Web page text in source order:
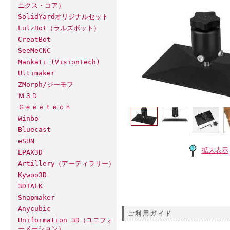
ニクス・コア）
SolidYardオリジナルセット
LulzBot（ラルズボット）
CreatBot
SeeMeCNC
Mankati (VisionTech)
Ultimaker
ZMorph/ジーモフ
Ｍ３Ｄ
Ｇｅｅｅｔｅｃｈ
Winbo
Bluecast
eSUN
EPAX3D
Artillery（アーティラリー）
Kywoo3D
3DTALK
Snapmaker
Anycubic
Uniformation 3D（ユニフォ
拡大表示
ご利用ガイド